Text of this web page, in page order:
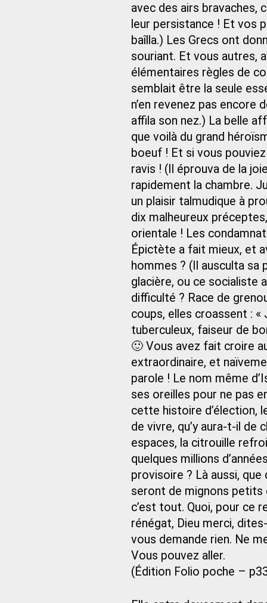
avec des airs bravaches,
leur persistance ! Et vos
baîlla.) Les Grecs ont
souriant. Et vous autres,
élémentaires règles de
semblait être la seule
n’en revenez pas
affila son nez.) La belle
que voilà du grand
boeuf ! Et si vous
ravis ! (Il éprouva de la
rapidement la chambre.
un plaisir talmudique à
dix malheureux
orientale ! Les
Épictète a fait mieux, et
hommes ? (Il ausculta sa
glacière, ou ce socialiste
difficulté ? Race de
coups, elles croassent : «
tuberculeux, faiseur de
🙂 Vous avez fait croire
extraordinaire, et
parole ! Le nom même
ses oreilles pour ne pas
cette histoire d’élection,
de vivre, qu’y aura-t-il de
espaces, la citrouille
quelques millions
provisoire ? Là aussi,
seront de mignons petits
c’est tout. Quoi, pour ce
rénégat, Dieu merci,
vous demande rien. Ne
Vous pouvez aller.
(Édition Folio poche –